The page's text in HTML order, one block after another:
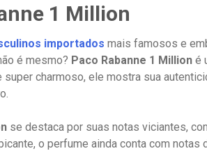
1 Million
importados mais famosos e
é mesmo? Paco Rabanne 1 Million é
super charmoso, ele mostra sua
se destaca por suas notas viciantes,
o perfume ainda conta com notas